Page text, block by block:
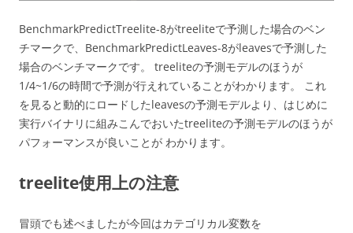
BenchmarkPredictTreelite-8がtreeliteで予測した場合のベン
チマークで、BenchmarkPredictLeaves-8がleavesで予測した
場合のベンチマークです。 treeliteの予測モデルのほうが
1/4~1/6の時間で予測が行えれていることがわかります。 これ
を見ると動的にロードしたleavesの予測モデルより、はじめに
実行バイナリに組みこんでおいたtreeliteの予測モデルのほうが
パフォーマンスが良いことが わかります。
treelite使用上の注意
冒頭でも述べましたが今回はカテゴリカル変数を